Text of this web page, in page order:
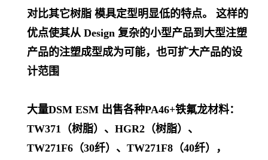
对比其它树脂 模具定型明显低的特点。 这样的
优点使其从 Design 复杂的小型产品到大型注塑
产品的注塑成型成为可能，也可扩大产品的设
计范围
大量DSM ESM 出售各种PA46+铁氟龙材料：
TW371（树脂）、HGR2（树脂）、
TW271F6（30纤）、TW271F8（40纤），